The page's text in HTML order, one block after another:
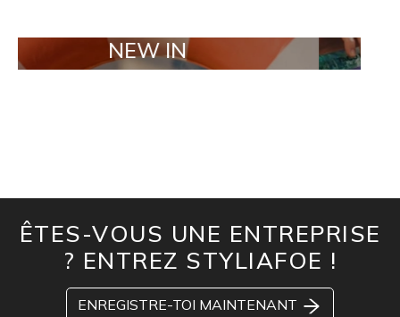
NEW IN TAILOR
ÊTES-VOUS UNE ENTREPRISE
? ENTREZ STYLIAFOE !
ENREGISTRE-TOI MAINTENANT